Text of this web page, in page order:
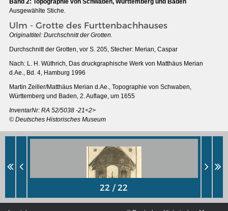
THE RHINE FROM BASEL TO KOBLENZ
Entirely new depiction of the Rhine river 1794
Details of the historical map
Band 2: Topographie von Schwaben, Württemberg und Baden
Ausgewählte Stiche.
Ulm - Grotte des Furttenbachhauses
Originaltitel: Durchschnitt der Grotten.
Durchschnitt der Grotten, vor S. 205, Stecher: Merian, Caspar
Nach: L. H. Wüthrich, Das druckgraphische Werk von Matthäus Merian
d.Ae., Bd. 4, Hamburg 1996
Martin Zeiller/Matthäus Merian d.Ae., Topographie von Schwaben,
Württemberg und Baden, 2. Auflage, um 1655
InventarNr: RA 52/5038 -21<2>
© Deutsches Historisches Museum